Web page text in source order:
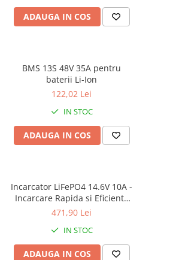
ADAUGA IN COS
BMS 13S 48V 35A pentru
baterii Li-Ion
122,02 Lei
IN STOC
ADAUGA IN COS
Incarcator LiFePO4 14.6V 10A -
Incarcare Rapida si Eficienta
pentru Baterii LFP
471,90 Lei
IN STOC
ADAUGA IN COS